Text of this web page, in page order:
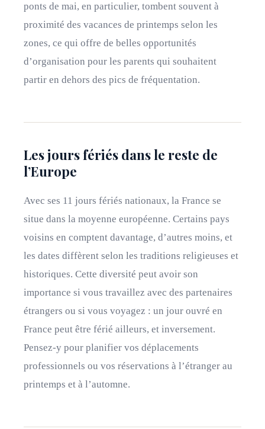
ponts de mai, en particulier, tombent souvent à
proximité des vacances de printemps selon les
zones, ce qui offre de belles opportunités
d’organisation pour les parents qui souhaitent
partir en dehors des pics de fréquentation.
Les jours fériés dans le reste de
l’Europe
Avec ses 11 jours fériés nationaux, la France se
situe dans la moyenne européenne. Certains pays
voisins en comptent davantage, d’autres moins, et
les dates diffèrent selon les traditions religieuses et
historiques. Cette diversité peut avoir son
importance si vous travaillez avec des partenaires
étrangers ou si vous voyagez : un jour ouvré en
France peut être férié ailleurs, et inversement.
Pensez-y pour planifier vos déplacements
professionnels ou vos réservations à l’étranger au
printemps et à l’automne.